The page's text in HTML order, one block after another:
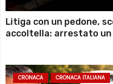
Litiga con un pedone,
accoltella: arrestato un
CRONACA CRONACA ITALIANA